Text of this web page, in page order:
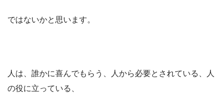
ではないかと思います。
人は、誰かに喜んでもらう、人から必要とされている、人
の役に立っている、